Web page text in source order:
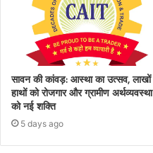
सावन की कांवड़: आस्था का उत्सव, लाखों
हाथों को रोजगार और ग्रामीण अर्थव्यवस्था
को नई शक्ति
5 days ago